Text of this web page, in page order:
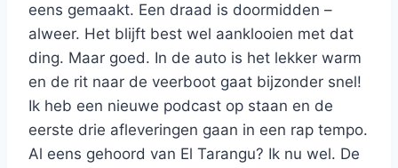
eens gemaakt. Een draad is doormidden –
alweer. Het blijft best wel aanklooien met dat
ding. Maar goed. In de auto is het lekker warm
en de rit naar de veerboot gaat bijzonder snel!
Ik heb een nieuwe podcast op staan en de
eerste drie afleveringen gaan in een rap tempo.
Al eens gehoord van El Tarangu? Ik nu wel. De